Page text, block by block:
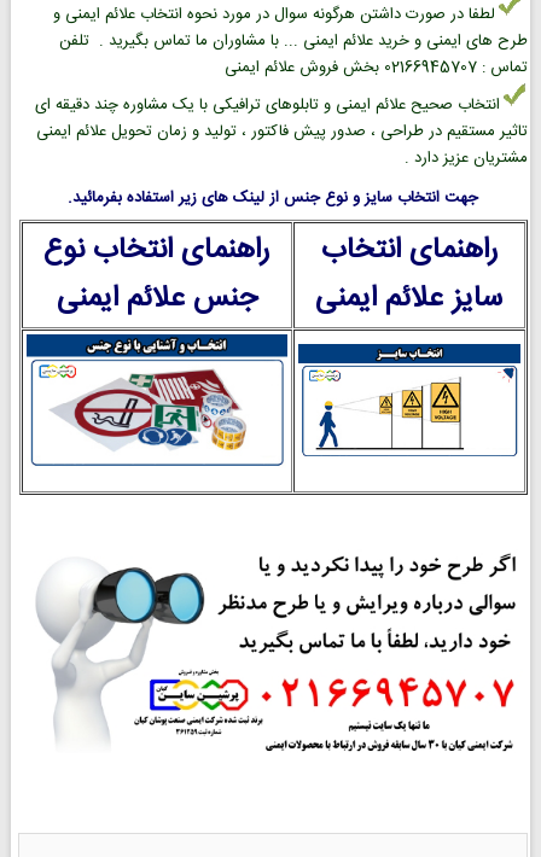
لطفا در صورت داشتن هرگونه سوال در مورد نحوه انتخاب علائم ایمنی و
طرح های ایمنی و خرید علائم ایمنی ... با مشاوران ما تماس بگیرید . تلفن
تماس : 02166945707 بخش فروش علائم ایمنی
انتخاب صحیح علائم ایمنی و تابلوهای ترافیکی با یک مشاوره چند دقیقه ای
تاثیر مستقیم در طراحی ، صدور پیش فاکتور ، تولید و زمان تحویل علائم ایمنی
مشتریان عزیز دارد .
جهت انتخاب سایز و نوع جنس از لینک های زیر استفاده بفرمائید.
راهنمای انتخاب
سایز علائم ایمنی
راهنمای انتخاب نوع
جنس علائم ایمنی